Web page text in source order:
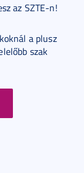
az SZTE-n!
a plusz
szak